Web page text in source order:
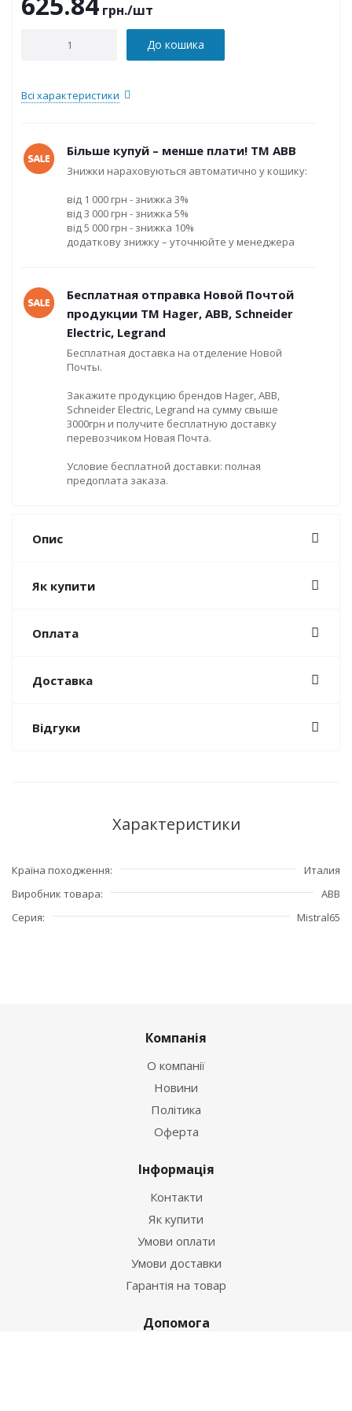
грн./шт
До кошика
Всі характеристики
Більше купуй – менше плати! ТМ ABB
Знижки нараховуються автоматично у кошику:
від 1 000 грн - знижка 3%
від 3 000 грн - знижка 5%
від 5 000 грн - знижка 10%
додаткову знижку – уточнюйте у менеджера
Бесплатная отправка Новой Почтой
продукции ТМ Hager, ABB, Schneider
Electric, Legrand
Бесплатная доставка на отделение Новой
Почты.
Закажите продукцию брендов Hager, ABB,
Schneider Electric, Legrand на сумму свыше
3000грн и получите бесплатную доставку
перевозчиком Новая Почта.
Условие бесплатной доставки: полная
предоплата заказа.
Опис
Як купити
Оплата
Доставка
Відгуки
Характеристики
Країна походження
Италия
Виробник товара
ABB
Серия
Mistral65
Компанія
О компанії
Новини
Політика
Оферта
Інформація
Контакти
Як купити
Умови оплати
Умови доставки
Гарантія на товар
Допомога